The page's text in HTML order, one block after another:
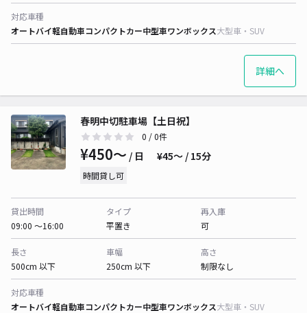
対応車種
オートバイ軽自動車コンパクトカー中型車ワンボックス大型車・SUV
詳細へ
春明中切駐車場【土日祝】
0 / 0件
¥450〜 / 日 ¥45〜 / 15分
時間貸し可
貸出時間
09:00 〜16:00
タイプ
平置き
再入庫
可
長さ
500cm 以下
車幅
250cm 以下
高さ
制限なし
対応車種
オートバイ軽自動車コンパクトカー中型車ワンボックス大型車・SUV